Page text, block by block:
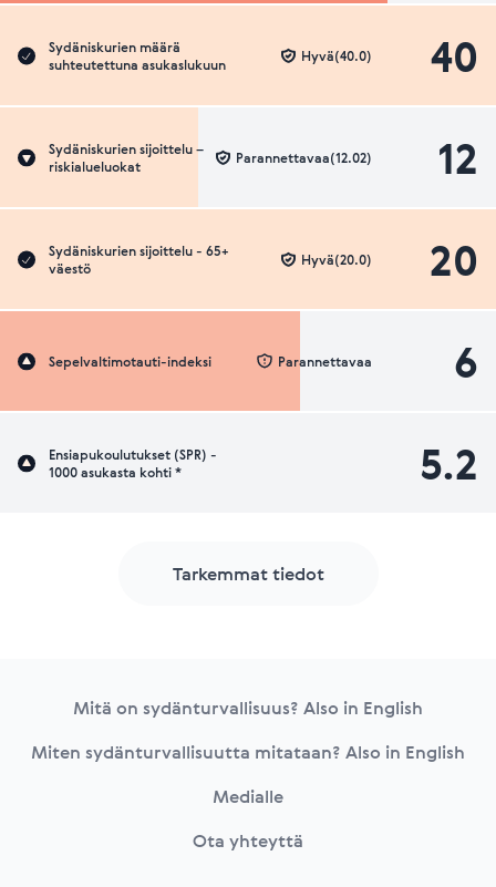
Sydäniskurien määrä
suhteutettuna asukaslukuun
40
Hyvä(40.0)
Sydäniskurien sijoittelu –
riskialueluokat
12
Parannettavaa(12.02)
Sydäniskurien sijoittelu - 65+
väestö
20
Hyvä(20.0)
Sepelvaltimotauti-indeksi 6
Parannettavaa
Ensiapukoulutukset (SPR) -
1000 asukasta kohti *
5.2
Tarkemmat tiedot
Mitä on sydänturvallisuus? Also in English
Miten sydänturvallisuutta mitataan? Also in English
Medialle
Ota yhteyttä